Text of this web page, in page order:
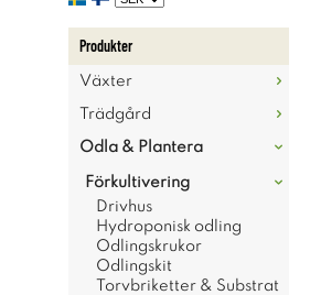
Produkter
Växter
Trädgård
Odla & Plantera
Förkultivering
Drivhus
Hydroponisk odling
Odlingskrukor
Odlingskit
Torvbriketter & Substrat